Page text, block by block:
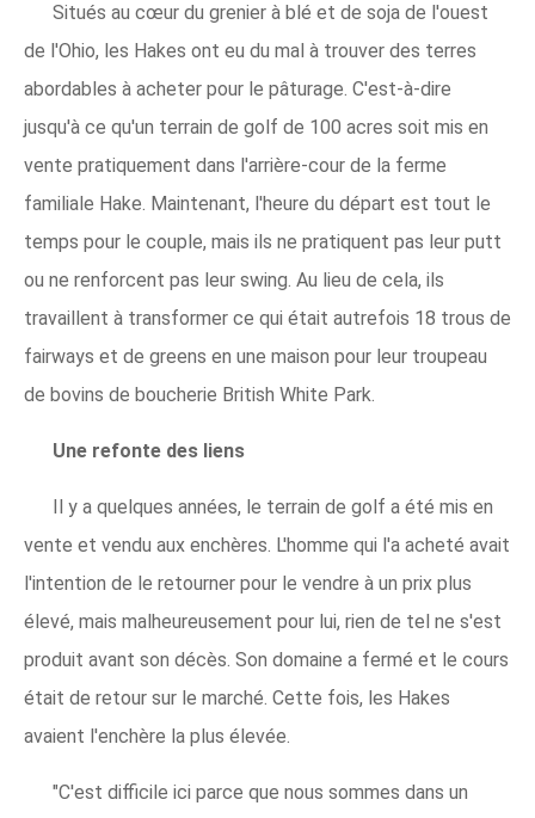
Situés au cœur du grenier à blé et de soja de l'ouest
de l'Ohio, les Hakes ont eu du mal à trouver des terres
abordables à acheter pour le pâturage. C'est-à-dire
jusqu'à ce qu'un terrain de golf de 100 acres soit mis en
vente pratiquement dans l'arrière-cour de la ferme
familiale Hake. Maintenant, l'heure du départ est tout le
temps pour le couple, mais ils ne pratiquent pas leur putt
ou ne renforcent pas leur swing. Au lieu de cela, ils
travaillent à transformer ce qui était autrefois 18 trous de
fairways et de greens en une maison pour leur troupeau
de bovins de boucherie British White Park.
Une refonte des liens
Il y a quelques années, le terrain de golf a été mis en
vente et vendu aux enchères. L'homme qui l'a acheté avait
l'intention de le retourner pour le vendre à un prix plus
élevé, mais malheureusement pour lui, rien de tel ne s'est
produit avant son décès. Son domaine a fermé et le cours
était de retour sur le marché. Cette fois, les Hakes
avaient l'enchère la plus élevée.
"C'est difficile ici parce que nous sommes dans un